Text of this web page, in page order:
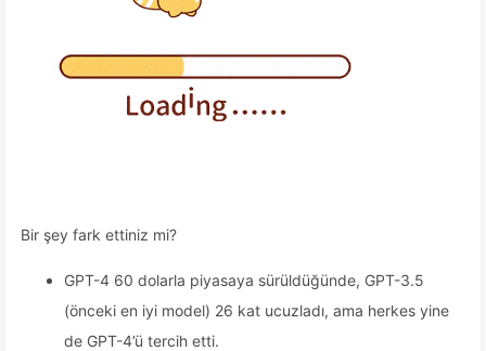
Bir şey fark ettiniz mi?
GPT-4 60 dolarla piyasaya sürüldüğünde, GPT-3.5
(önceki en iyi model) 26 kat ucuzladı, ama herkes yine
de GPT-4’ü tercih etti.